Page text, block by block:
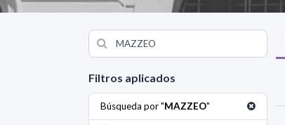
Filtros aplicados
Búsqueda por "MAZZEO"